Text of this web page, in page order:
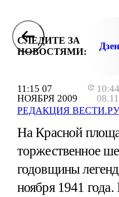
11:15 07
НОЯБРЯ 2009
10:44
РЕДАКЦИЯ ВЕСТИ.РУ
СЛЕДИТЕ ЗА
НОВОСТЯМИ:
Дзен
На Красной
торжественное
годовщины
ноября 1941